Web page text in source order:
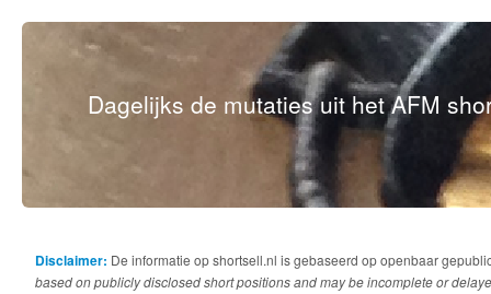
Dagelijks de mutaties uit het AFM
Disclaimer: De informatie op shortsell.nl is gebaseerd op openbaar
based on publicly disclosed short positions and may be incomplete or